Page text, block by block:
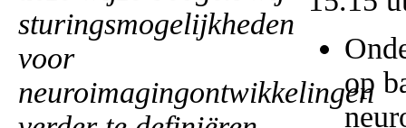
sturingsmogelijkheden
voor
neuroimagingontwikkelingen
op